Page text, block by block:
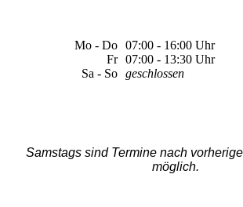
Mo - Do
Fr
Sa - So
07:00 - 16:00 Uhr
07:00 - 13:30 Uhr
geschlossen
Samstags sind Termine nach
möglich.